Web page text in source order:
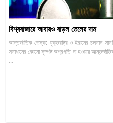
বিশ্ববাজারে আবারও বাড়ল তেলের দাম
আন্তর্জাতিক ডেস্ক: যুক্তরাষ্ট্র ও ইরানের চলমান
সমাধানের কোনো সুস্পষ্ট অগ্রগতি না হওয়ায়
...